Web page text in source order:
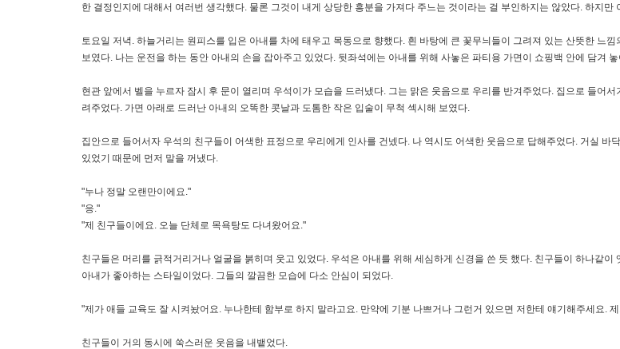
한 결정인지에 대해서 여러번 생각했다. 물론 그것이 내게 상당한 흥분을 가져다 주느는 것이라는 걸 부인하지는 않았다. 하지
토요일 저녁. 하늘거리는 원피스를 입은 아내를 차에 태우고 목동으로 향했다. 흰 바탕에 큰 꽃무늬들이 그려져 있는 산뜻한 느
보였다. 나는 운전을 하는 동안 아내의 손을 잡아주고 있었다. 뒷좌석에는 아내를 위해 사놓은 파티용 가면이 쇼핑백 안에 담겨
현관 앞에서 벨을 누르자 잠시 후 문이 열리며 우석이가 모습을 드러냈다. 그는 맑은 웃음으로 우리를 반겨주었다. 집으로 들어
려주었다. 가면 아래로 드러난 아내의 오똑한 콧날과 도톰한 작은 입술이 무척 섹시해 보였다.
집안으로 들어서자 우석의 친구들이 어색한 표정으로 우리에게 인사를 건넸다. 나 역시도 어색한 웃음으로 답해주었다. 거실
있었기 때문에 먼저 말을 꺼냈다.
"누나 정말 오랜만이에요."
"응."
"제 친구들이에요. 오늘 단체로 목욕탕도 다녀왔어요."
친구들은 머리를 긁적거리거나 얼굴을 붉히며 웃고 있었다. 우석은 아내를 위해 세심하게 신경을 쓴 듯 했다. 친구들이 하나같
아내가 좋아하는 스타일이었다. 그들의 깔끔한 모습에 다소 안심이 되었다.
"제가 애들 교육도 잘 시켜놨어요. 누나한테 함부로 하지 말라고요. 만약에 기분 나쁘거나 그런거 있으면 저한테 얘기해주세요.
친구들이 거의 동시에 쑥스러운 웃음을 내뱉었다.